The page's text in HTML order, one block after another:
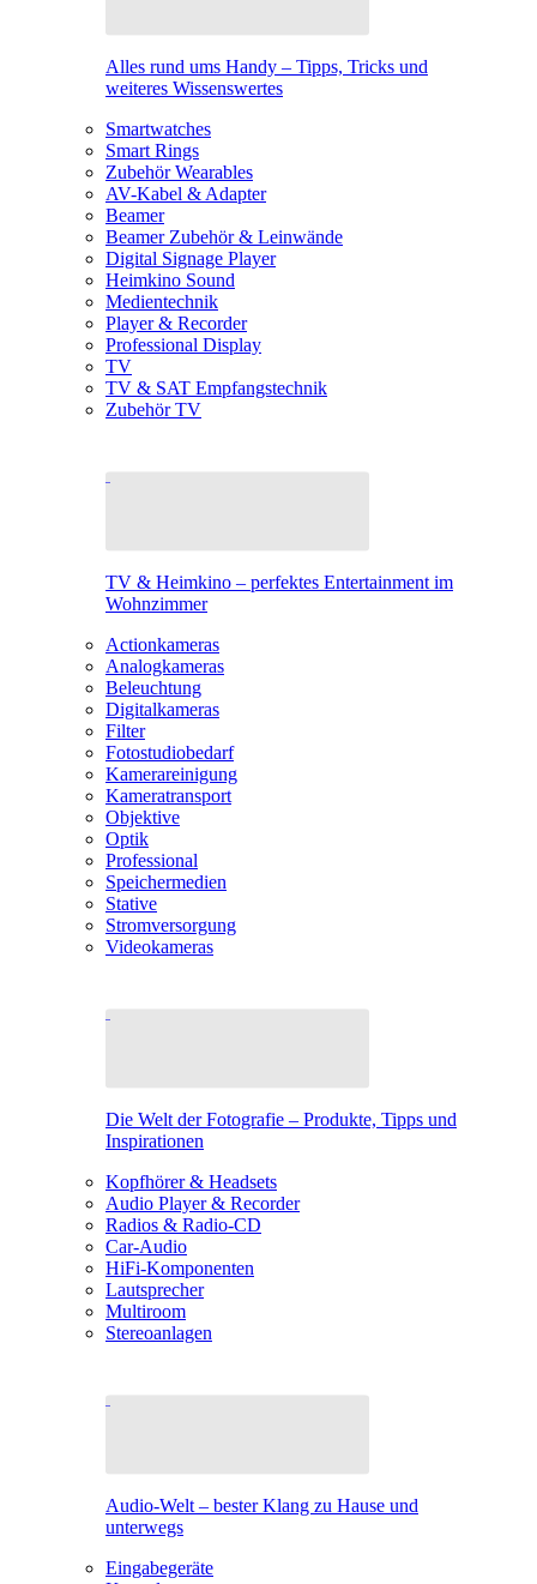
Alles rund ums Handy – Tipps, Tricks und
weiteres Wissenswertes
Smartwatches
Smart Rings
Zubehör Wearables
AV-Kabel & Adapter
Beamer
Beamer Zubehör & Leinwände
Digital Signage Player
Heimkino Sound
Medientechnik
Player & Recorder
Professional Display
TV
TV & SAT Empfangstechnik
Zubehör TV
TV & Heimkino – perfektes Entertainment im
Wohnzimmer
Actionkameras
Analogkameras
Beleuchtung
Digitalkameras
Filter
Fotostudiobedarf
Kamerareinigung
Kameratransport
Objektive
Optik
Professional
Speichermedien
Stative
Stromversorgung
Videokameras
Die Welt der Fotografie – Produkte, Tipps und
Inspirationen
Kopfhörer & Headsets
Audio Player & Recorder
Radios & Radio-CD
Car-Audio
HiFi-Komponenten
Lautsprecher
Multiroom
Stereoanlagen
Audio-Welt – bester Klang zu Hause und
unterwegs
Eingabegeräte